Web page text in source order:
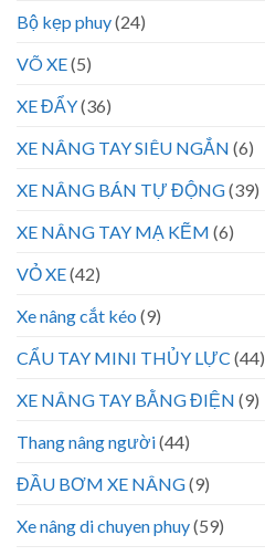
Bộ kẹp phuy(24)
VÕ XE(5)
XE ĐẨY(36)
XE NÂNG TAY SIÊU NGẮN (6)
XE NÂNG BÁN TỰ ĐỘNG(39)
XE NÂNG TAY MẠ KẼM (6)
VỎ XE(42)
Xe nâng cắt kéo (9)
CẨU TAY MINI THỦY LỰC (44)
XE NÂNG TAY BẰNG ĐIỆN (9)
Thang nâng người(44)
ĐẦU BƠM XE NÂNG(9)
Xe nâng di chuyen phuy(59)